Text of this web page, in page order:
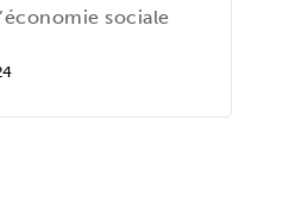
sociale